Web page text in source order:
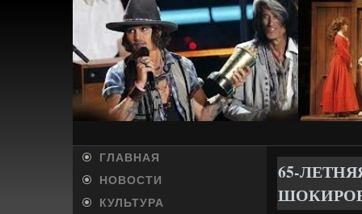
ГЛАВНАЯ
НОВОСТИ
КУЛЬТУРА
65-